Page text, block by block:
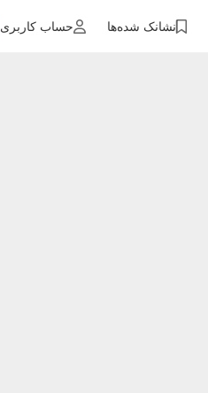
حساب کاربری نشانک شده‌ها